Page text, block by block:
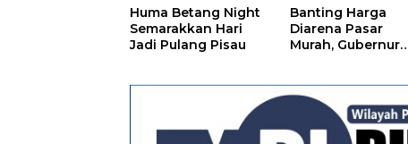
Huma Betang Night
Semarakkan Hari
Jadi Pulang Pisau
Banting Harga
Diarena Pasar
Murah, Gubernur